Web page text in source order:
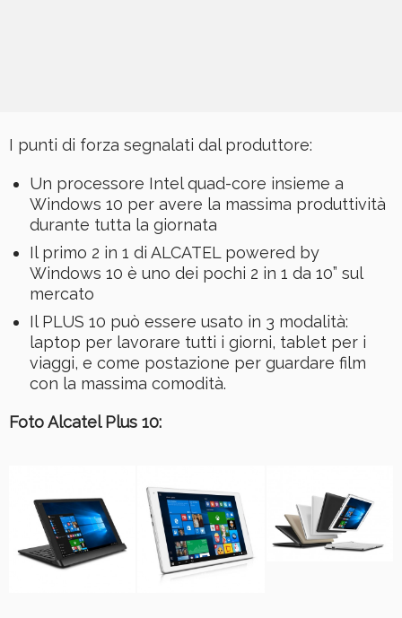
I punti di forza segnalati dal produttore:
Un processore Intel quad-core insieme a
Windows 10 per avere la massima produttività
durante tutta la giornata
Il primo 2 in 1 di ALCATEL powered by
Windows 10 è uno dei pochi 2 in 1 da 10” sul
mercato
Il PLUS 10 può essere usato in 3 modalità:
laptop per lavorare tutti i giorni, tablet per i
viaggi, e come postazione per guardare film
con la massima comodità.
Foto Alcatel Plus 10: